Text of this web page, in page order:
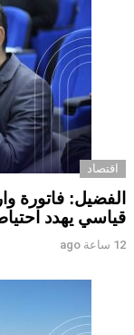
اقتصاد
الفضيل: فاتورة
قياسي يهدد
12 ساعة ago